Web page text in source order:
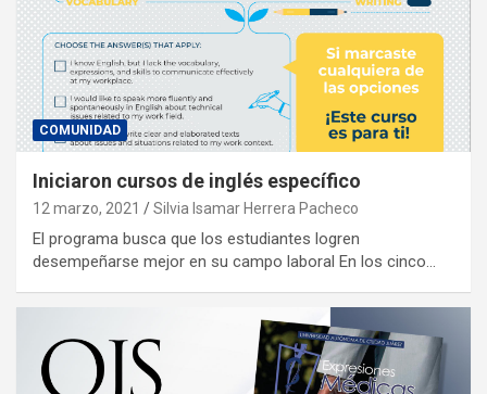
COMUNIDAD
Iniciaron cursos de inglés específico
12 marzo, 2021 Silvia Isamar Herrera Pacheco
El programa busca que los estudiantes logren
desempeñarse mejor en su campo laboral En los cinco…